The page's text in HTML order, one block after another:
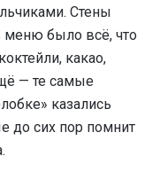
Стены
меню было всё, что
какао,
— те самые
казались
до сих пор помнит